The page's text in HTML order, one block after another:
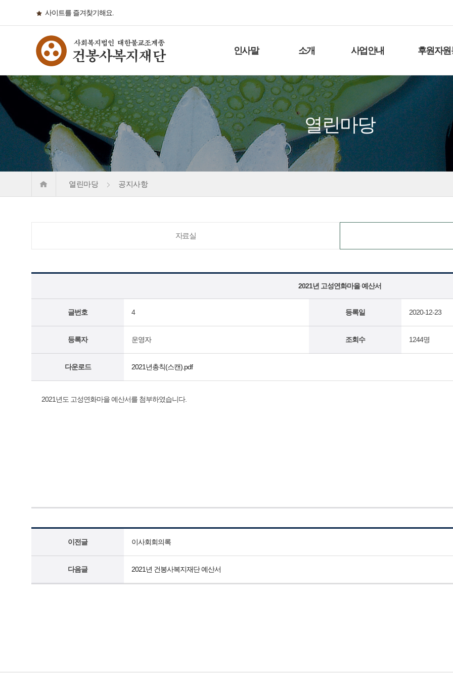
사이트를 즐겨찾기해요.
인사말 소개 사업안내 후원자
열린마당
열린마당 공지사항
자료실
2021년 고성연화마을 예산서
글번호 4 등록일 2020-12-23
등록자 운영자 조회수 1244명
다운로드 2021년총칙(스캔).pdf
2021년도 고성연화마을 예산서를 첨부하였습니다.
이전글 이사회회의록
다음글 2021년 건봉사복지재단 예산서